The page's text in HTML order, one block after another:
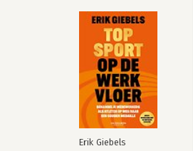
Marketing Literatuurprijs.
Erik Giebels